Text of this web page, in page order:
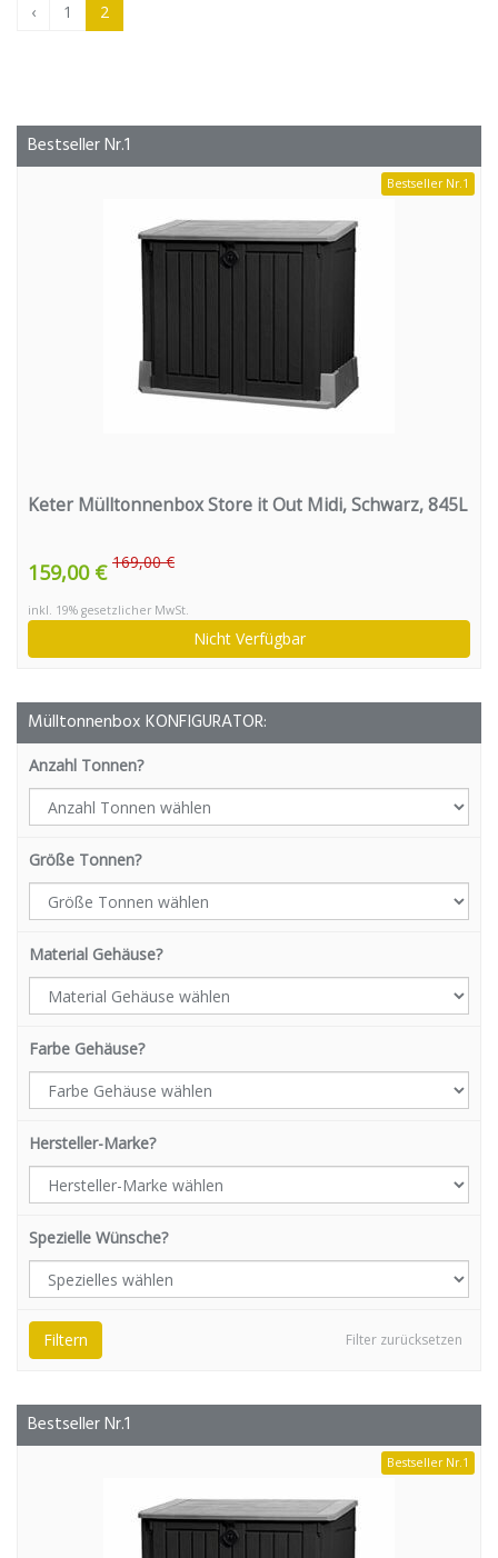
‹ 1 2
Bestseller Nr.1
Bestseller Nr.1
Keter Mülltonnenbox Store it Out Midi, Schwarz, 845L
159,00 € 169,00 €
inkl. 19% gesetzlicher MwSt.
Nicht Verfügbar
Mülltonnenbox KONFIGURATOR:
Anzahl Tonnen?
Größe Tonnen?
Material Gehäuse?
Farbe Gehäuse?
Hersteller-Marke?
Spezielle Wünsche?
Filter zurücksetzen
Filtern
Bestseller Nr.1
Bestseller Nr.1